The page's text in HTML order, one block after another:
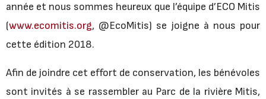
année et nous sommes heureux que l’équipe d’ECO Mitis
(www.ecomitis.org, @EcoMitis) se joigne à nous pour
cette édition 2018.
Afin de joindre cet effort de conservation, les bénévoles
sont invités à se rassembler au Parc de la rivière Mitis,